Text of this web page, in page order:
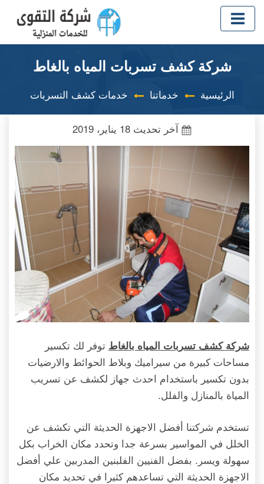
شركة كشف تسربات المياه بالغاط
الرئيسية خدماتنا خدمات كشف التسربات
آخر تحديث 18 يناير، 2019
شركة كشف تسربات المياه بالغاط توفر لك تكسير
مساحات كبيرة من سيراميك وبلاط الحوائط والارضيات
بدون تكسير باستخدام احدث جهاز لكشف عن تسريب
المياة بالمنازل والفلل.
تستخدم شركتنا أفضل الاجهزة الحديثة التي تكشف عن
الخلل في المواسير بسرعة جدا وتحدد مكان الخراب بكل
سهولة ويسر. بفضل الفنيين الفلبنين المدربين علي أفضل
الاجهزة الحديثة التي تساعدهم كثيرا في تحديد مكان